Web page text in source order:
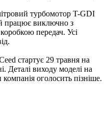
турбомотор T-GDI
працює виключно з
передач. Усі
стартує 29 травня на
Деталі виходу моделі на
оголосить пізніше.